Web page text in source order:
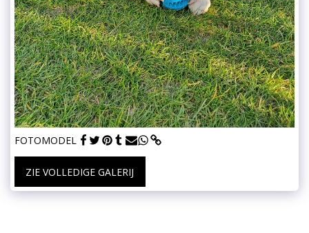
FOTOMODEL
ZIE VOLLEDIGE GALERIJ